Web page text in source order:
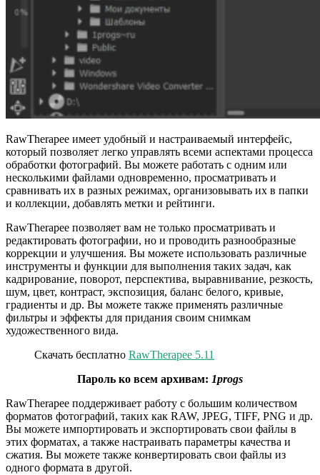
RawTherapee имеет удобный и настраиваемый интерфейс,
который позволяет легко управлять всеми аспектами процесса
обработки фотографий. Вы можете работать с одним или
несколькими файлами одновременно, просматривать и
сравнивать их в разных режимах, организовывать их в папки
и коллекции, добавлять метки и рейтинги.
RawTherapee позволяет вам не только просматривать и
редактировать фотографии, но и проводить разнообразные
коррекции и улучшения. Вы можете использовать различные
инструменты и функции для выполнения таких задач, как
кадрирование, поворот, перспектива, выравнивание, резкость,
шум, цвет, контраст, экспозиция, баланс белого, кривые,
градиенты и др. Вы можете также применять различные
фильтры и эффекты для придания своим снимкам
художественного вида.
Скачать бесплатно RawTherapee 5.11
Пароль ко всем архивам: 1progs
RawTherapee поддерживает работу с большим количеством
форматов фотографий, таких как RAW, JPEG, TIFF, PNG и др.
Вы можете импортировать и экспортировать свои файлы в
этих форматах, а также настраивать параметры качества и
сжатия. Вы можете также конвертировать свои файлы из
одного формата в другой.